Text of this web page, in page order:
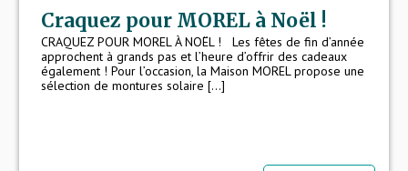
Craquez pour MOREL à Noël !
CRAQUEZ POUR MOREL À NOËL ! Les fêtes de fin d’année
approchent à grands pas et l’heure d’offrir des cadeaux
également ! Pour l’occasion, la Maison MOREL propose une
sélection de montures solaire [...]